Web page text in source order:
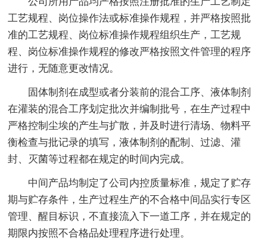
工艺规程、岗位操作法或标准操作规程，并严格按照批
准的工艺规程、岗位标准操作规程组织生产，工艺规
程、岗位标准操作规程的修改严格按照文件管理的程序
进行，无随意更改情况。
固体制剂在成型或者分装前的混合工序、液体制剂
在灌装的混合工序划定批次并编制批号，在生产过程中
严格控制尘埃的产生与扩散，并及时进行清场、物料平
衡检查与批记录的填写，液体制剂的配制、过滤、灌
封、灭菌等过程都在规定的时间内完成。
中间产品均制定了公司内控质量标准，规定了贮存
期与贮存条件，生产过程生产的不合格中间品实行专区
管理、醒目标识，不直接流入下一道工序，并在规定的
期限内按照不合格品处理程序进行处理。